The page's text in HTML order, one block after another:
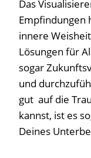
Das
Empfindungen
innere
Lösungen für
sogar
und
gut auf die
kannst, ist es
Deines